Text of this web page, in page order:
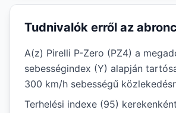
Tudnivalók erről az
A(z) Pirelli P-Zero (PZ4) a
sebességindex (Y) alapján
300 km/h sebességű
Terhelési indexe (95)